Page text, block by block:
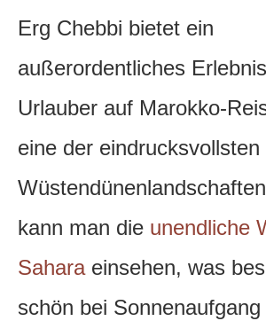
Erg Chebbi bietet ein
außerordentliches
Urlauber auf Marokko-
eine der eindrucksvollsten
kann man die unendliche
Saharaeinsehen, was
schön bei